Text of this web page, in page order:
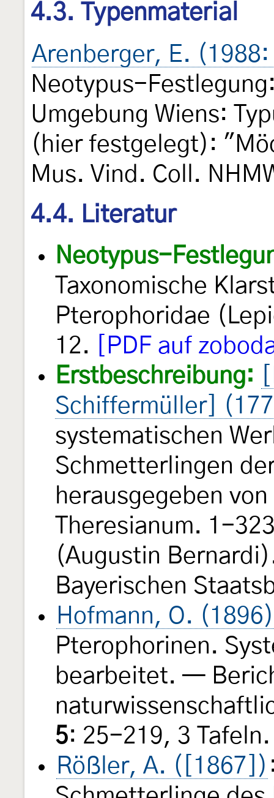
4.3. Typenmaterial
Arenberger, E.
Neotypus-
Umgebung Wiens:
(hier festgelegt):
Mus. Vind. Coll.
4.4. Literatur
Neotypus-
Taxonomische
Pterophoridae
12.
[PDF auf
Erstbeschreibung:
Schiffermüller]
systematischen
Schmetterlingen
herausgegeben
Theresianum. 1-
(Augustin
Bayerischen
Hofmann, O. (1896)
Pterophorinen.
bearbeitet. —
5: 25-219, 3 Tafeln.
Rößler, A. ([1867])